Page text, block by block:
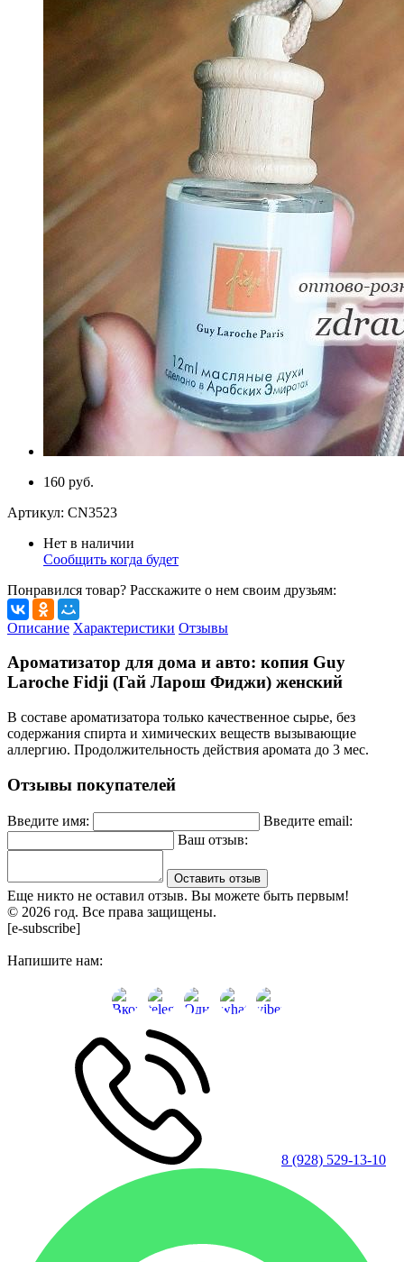
160 руб.
Артикул: CN3523
Нет в наличии
Сообщить когда будет
Понравился товар? Расскажите о нем своим друзьям:
Описание Характеристики Отзывы
Ароматизатор для дома и авто: копия Guy
Laroche Fidji (Гай Ларош Фиджи) женский
В составе ароматизатора только качественное сырье, без
содержания спирта и химических веществ вызывающие
аллергию. Продолжительность действия аромата до 3 мес.
Отзывы покупателей
Введите имя:
Введите email:
Ваш отзыв:
Оставить отзыв
Еще никто не оставил отзыв. Вы можете быть первым!
© 2026 год. Все права защищены.
[e-subscribe]
Напишите нам:
8 (928) 529-13-10